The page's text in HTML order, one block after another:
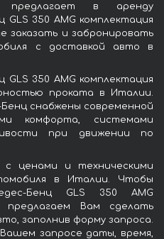
предлагает в аренду
350 AMG комплектация
заказать и забронировать
с доставкой авто в
350 AMG комплектация
проката в Италии.
снабжены современной
комфорта, системами
при движении по
с ценами и техническими
в Италии. Чтобы
Бенц GLS 350 AMG
предлагаем Вам сделать
заполнив форму запроса.
запросе даты, время,